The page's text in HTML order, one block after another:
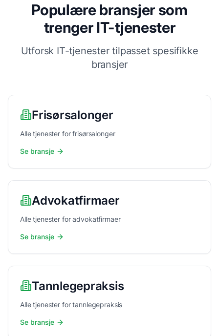
Populære bransjer som
trenger IT-tjenester
Utforsk IT-tjenester tilpasset spesifikke
bransjer
Frisørsalonger
Alle tjenester for frisørsalonger
Se bransje
Advokatfirmaer
Alle tjenester for advokatfirmaer
Se bransje
Tannlegepraksis
Alle tjenester for tannlegepraksis
Se bransje